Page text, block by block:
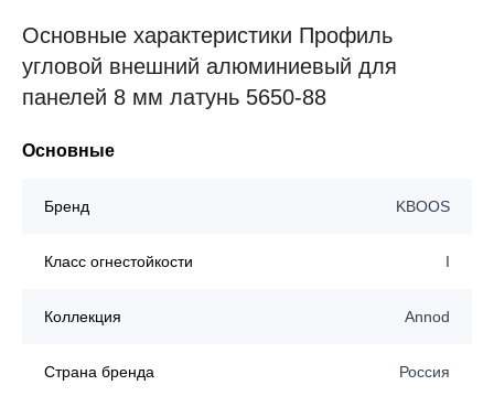
Основные характеристики Профиль
угловой внешний алюминиевый для
панелей 8 мм латунь 5650-88
Основные
Бренд KBOOS
Класс огнестойкости I
Коллекция Annod
Страна бренда Россия